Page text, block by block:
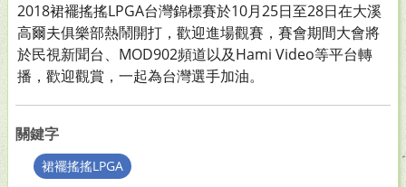
2018裙襬搖搖LPGA台灣錦標賽於10月25日至28日在大溪
高爾夫俱樂部熱鬧開打，歡迎進場觀賽，賽會期間大會將
於民視新聞台、MOD902頻道以及Hami Video等平台轉
播，歡迎觀賞，一起為台灣選手加油。
關鍵字
裙襬搖搖LPGA